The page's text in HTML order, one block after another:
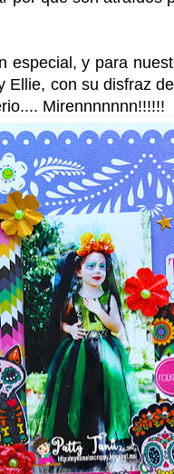
especial, y para
Ellie, con su disfraz
Mirennnnnnn!!!!!!